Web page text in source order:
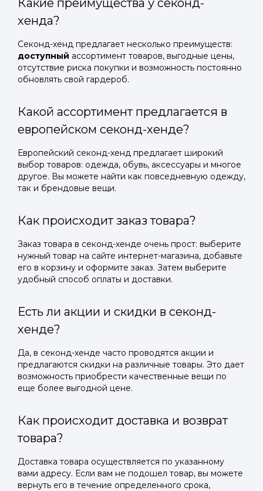
Какие преимущества у секонд-
хенда?
Секонд-хенд предлагает несколько преимуществ:
доступный ассортимент товаров, выгодные цены,
отсутствие риска покупки и возможность постоянно
обновлять свой гардероб.
Какой ассортимент предлагается в
европейском секонд-хенде?
Европейский секонд-хенд предлагает широкий
выбор товаров: одежда, обувь, аксессуары и многое
другое. Вы можете найти как повседневную одежду,
так и брендовые вещи.
Как происходит заказ товара?
Заказ товара в секонд-хенде очень прост: выберите
нужный товар на сайте интернет-магазина, добавьте
его в корзину и оформите заказ. Затем выберите
удобный способ оплаты и доставки.
Есть ли акции и скидки в секонд-
хенде?
Да, в секонд-хенде часто проводятся акции и
предлагаются скидки на различные товары. Это дает
возможность приобрести качественные вещи по
еще более выгодной цене.
Как происходит доставка и возврат
товара?
Доставка товара осуществляется по указанному
вами адресу. Если вам не подошел товар, вы можете
вернуть его в течение определенного срока,